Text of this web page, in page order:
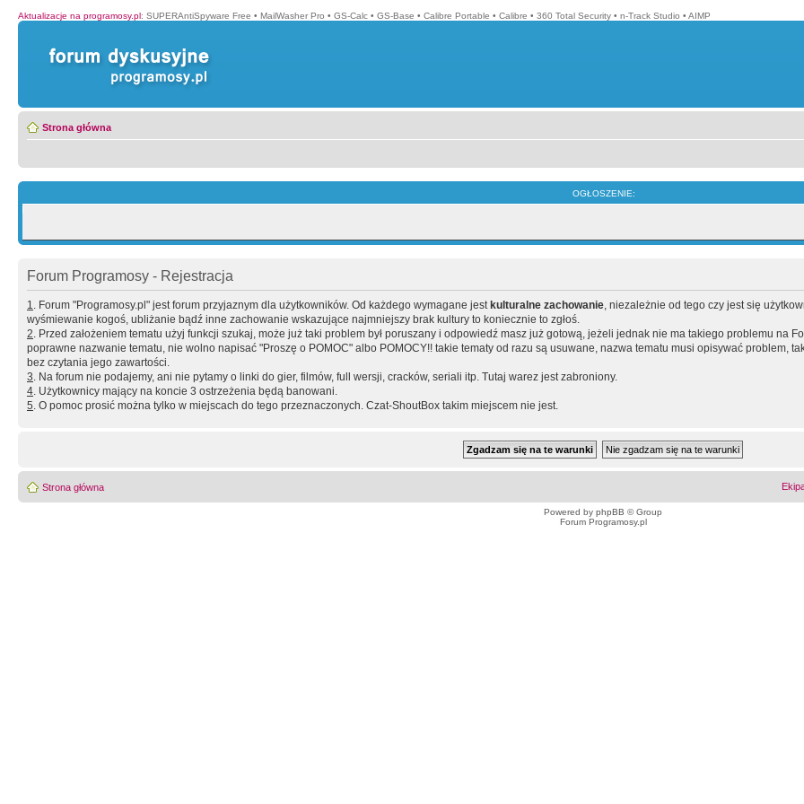
Aktualizacje na programosy.pl: SUPERAntiSpyware Free • MailWasher Pro • GS-Calc • GS-Base • Calibre Portable • Calibre • 360 Total Security • n-Track Studio • AIMP
Strona główna
OGŁOSZENIE:
Forum Programosy - Rejestracja
1. Forum "Programosy.pl" jest forum przyjaznym dla użytkowników. Od każdego wymagane jest kulturalne zachowanie, niezależnie od tego czy jest się
wyśmiewanie kogoś, ubliżanie bądź inne zachowanie wskazujące najmniejszy brak kultury to koniecznie to zgłoś.
2. Przed założeniem tematu użyj funkcji szukaj, może już taki problem był poruszany i odpowiedź masz już gotową, jeżeli jednak nie ma takiego problemu na
poprawne nazwanie tematu, nie wolno napisać "Proszę o POMOC" albo POMOCY!! takie tematy od razu są usuwane, nazwa tematu musi opisywać problem,
bez czytania jego zawartości.
3. Na forum nie podajemy, ani nie pytamy o linki do gier, filmów, full wersji, cracków, seriali itp. Tutaj warez jest zabroniony.
4. Użytkownicy mający na koncie 3 ostrzeżenia będą banowani.
5. O pomoc prosić można tylko w miejscach do tego przeznaczonych. Czat-ShoutBox takim miejscem nie jest.
Strona główna
Powered by phpBB © Group
Forum Programosy.pl